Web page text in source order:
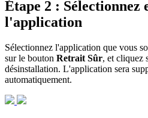
Étape 2 : Sélectionnez
l'application
Sélectionnez l'application que vous
sur le bouton Retrait Sûr, et cliquez
désinstallation. L'application sera
automatiquement.